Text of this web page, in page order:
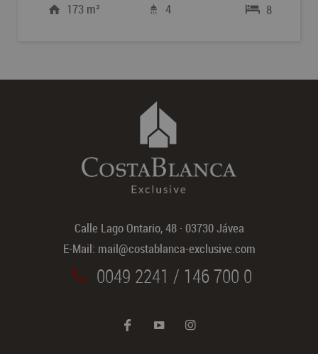
173 m² 8
4
Calle Lago Ontario, 48 · 03730 Jávea
E-Mail: mail@costablanca-exclusive.com
0049 2241 / 146 700 0